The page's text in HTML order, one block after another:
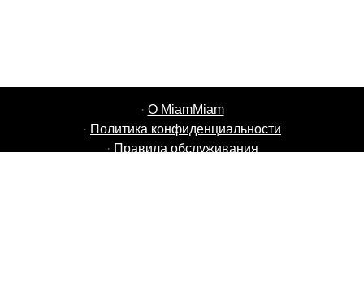
· О MiamMiam
· Политика конфиденциальности
· Правила обслуживания